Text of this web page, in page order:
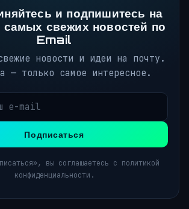
и подпишитесь на
самых свежих новостей по
Email
новости и идеи на почту.
— только самое интересное.
Подписаться
вы соглашаетесь с политикой
конфиденциальности.